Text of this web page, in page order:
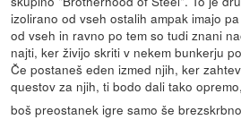
izolirano od vseh ostalih ampak imajo
od vseh in ravno po tem so tudi znani
najti, ker živijo skriti v nekem bunkerju
Če postaneš eden izmed njih, ker
questov za njih, ti bodo dali tako
boš preostanek igre samo še